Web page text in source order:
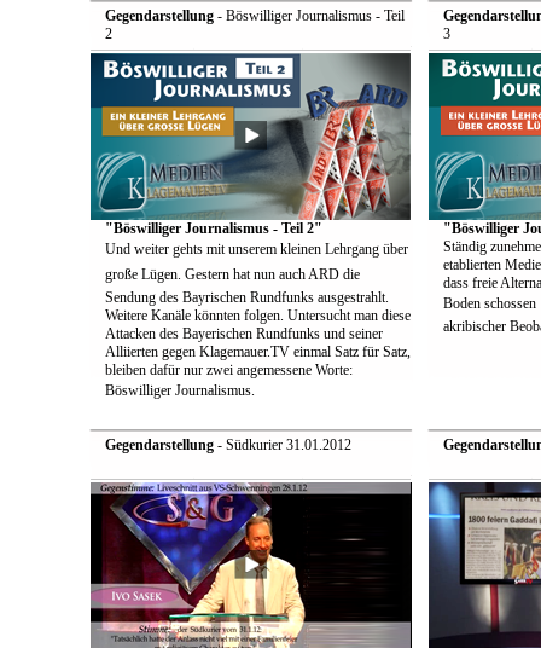
Gegendarstellung- Böswilliger Journalismus - Teil
2
"Böswilliger Journalismus - Teil 2"
Und weiter gehts mit unserem kleinen Lehrgang über
große Lügen. Gestern hat nun auch ARD die
Sendung des Bayrischen Rundfunks ausgestrahlt.
Weitere Kanäle könnten folgen. Untersucht man diese
Attacken des Bayerischen Rundfunks und seiner
Alliierten gegen Klagemauer.TV einmal Satz für Satz,
bleiben dafür nur zwei angemessene Worte:
Böswilliger Journalismus.
3
"Böswilliger
Ständig
etablierten
dass freie
Boden schossen
akribischer
Gegendarstellung- Südkurier 31.01.2012